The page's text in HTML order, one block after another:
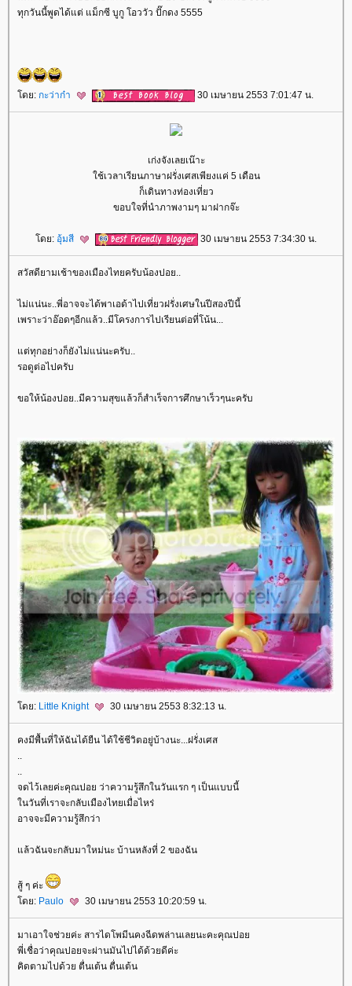
ทุกวันนี้พูดได้แต่ แม็กซี บูกู โอววัว ปั๊กดง 5555
ดย: กะว่าก๋า 30 เมษายน 2553 7:01:47 น.
เก่งจังเลยเน๊าะ
ช้เวลาเรียนภาษาฝรั่งเศสเพียงแค่ 5 เดือน
ก็เดินทางท่องเที่ยว
ขอบใจที่นำภาพงามๆ มาฝากจ๊ะ
ดย: อุ้มสี 30 เมษายน 2553 7:34:30 น.
สวัสดียามเช้าของเมืองไทยครับน้องปอย..
ไม่แน่นะ..พี่อาจจะได้พาเอด้าไปเที่ยวฝรั่งเศษในปีสองปีนี้
เพราะว่าอ๊อดๆอีกแล้ว..มีโครงการไปเรียนต่อที่โน้น...
ต่ทุกอย่างก็ยังไม่แน่นะครับ..
รอดูต่อไปครับ
ขอให้น้องปอย..มีความสุขแล้วก็สำเร็จการศึกษาเร็วๆนะครับ
ดย: Little Knight 30 เมษายน 2553 8:32:13 น.
คงมีพื้นที่ให้ฉันได้ยืน ได้ใช้ชีวิตอยู่บ้างนะ...ฝรั่งเศส
..
..
จดไว้เลยค่ะคุณปอย ว่าความรู้สึกในวันแรก ๆ เป็นแบบนี้
นวันที่เราจะกลับเมืองไทยเมื่อไหร่
อาจจะมีความรู้สึกว่า
ล้วฉันจะกลับมาใหม่นะ บ้านหลังที่ 2 ของฉัน
สู้ ๆ ค่ะ
ดย: Paulo 30 เมษายน 2553 10:20:59 น.
มาเอาใจช่วยค่ะ สารไดโพมีนคงฉีดพล่านเลยนะคะคุณปอ
พี่เชื่อว่าคุณปอยจะผ่านมันไปได้ด้วยดีค่ะ
คิดตามไปด้วย ตื่นเต้น ตื่นเต้น